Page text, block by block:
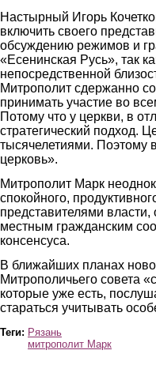
Настырный Игорь
включить своего
обсуждению режимов и
«Есенинская Русь», так
непосредственной
Митрополит сдержанно
принимать участие во
Потому что у церкви, в
стратегический подход.
тысячелетиями. Поэтому
церковь».
Митрополит Марк
спокойного,
представителями
местным гражданским
консенсуса.
В ближайших планах
Митрополичьего совета
которые уже есть,
стараться учитывать
Теги: Рязань
митрополит Марк